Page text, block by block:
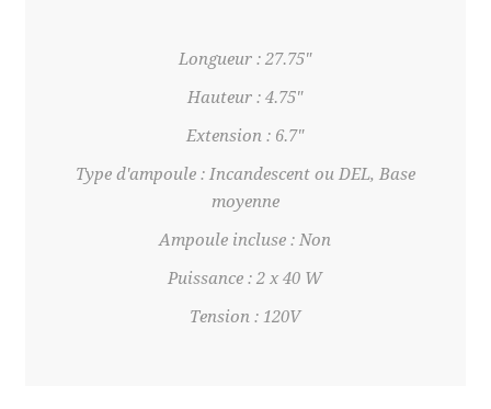
Longueur : 27.75"
Hauteur : 4.75"
Extension : 6.7"
Type d'ampoule : Incandescent ou DEL, Base
moyenne
Ampoule incluse : Non
Puissance : 2 x 40 W
Tension : 120V